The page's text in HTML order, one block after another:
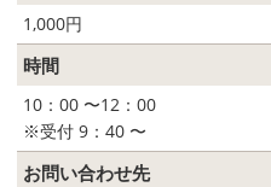
1,000円
時間
10：00 〜12：00
※受付 9：40 〜
お問い合わせ先